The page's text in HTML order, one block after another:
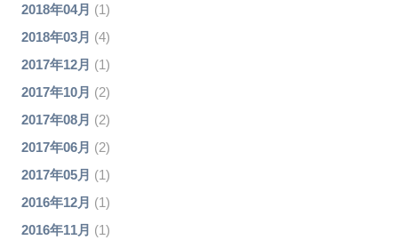
2018年04月 (1)
2018年03月 (4)
2017年12月 (1)
2017年10月 (2)
2017年08月 (2)
2017年06月 (2)
2017年05月 (1)
2016年12月 (1)
2016年11月 (1)